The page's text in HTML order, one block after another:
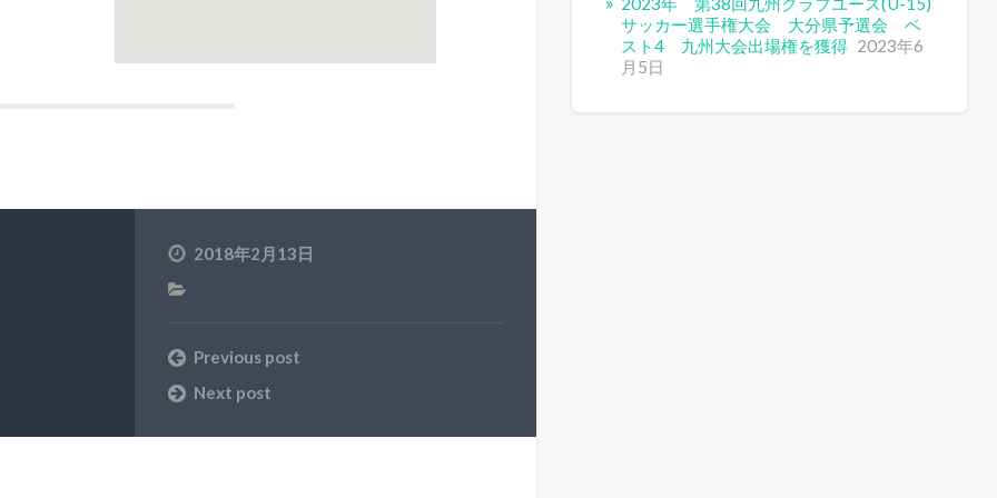
2018年2月13日
Previous post
Next post
サッカー選手権大会 大分県予選会 ベ
スト4 九州大会出場権を獲得 2023年6
月5日